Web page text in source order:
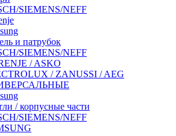
SIEMENS/NEFF
и патрубок
SIEMENS/NEFF
/ ASKO
/ ZANUSSI / AEG
/ корпусные части
SIEMENS/NEFF